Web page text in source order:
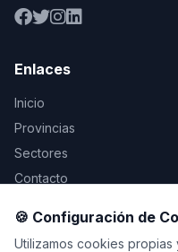
Enlaces
Inicio
Provincias
Sectores
Contacto
Legal
🍪 Configuración de
Utilizamos cookies